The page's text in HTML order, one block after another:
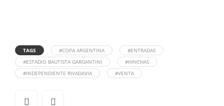
TAGS #COPA ARGENTINA
#ENTRADAS
#ESTADIO BAUTISTA GARGANTINI
#HINCHAS
#INDEPENDIENTE RIVADAVIA
#VENTA